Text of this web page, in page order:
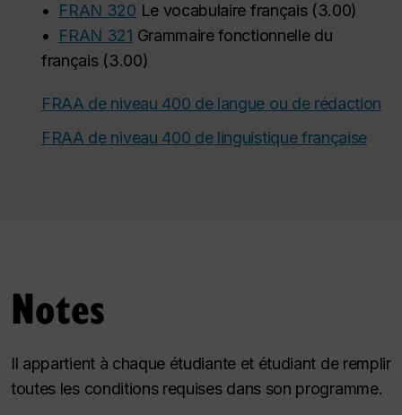
•
FRAN 320 Le vocabulaire français(3.00)
•
FRAN 321 Grammaire fonctionnelle du
français(3.00)
FRAA de niveau 400 de langue ou de rédaction
FRAA de niveau 400 de linguistique française
Notes
Il appartient à chaque étudiante et étudiant de remplir
toutes les conditions requises dans son programme.